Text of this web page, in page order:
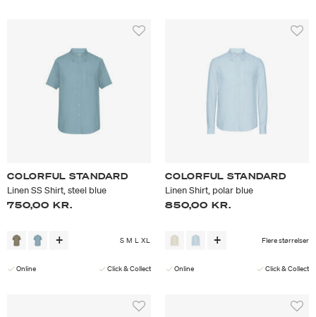
COLORFUL STANDARD
Linen SS Shirt, steel blue
750,00 KR.
S M L XL
Online Click & Collect
COLORFUL STANDARD
Linen Shirt, polar blue
850,00 KR.
Flere størrelser
Online Click & Collect